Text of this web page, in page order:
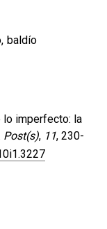
, baldío
lo imperfecto: la
Post(s), 11, 230-